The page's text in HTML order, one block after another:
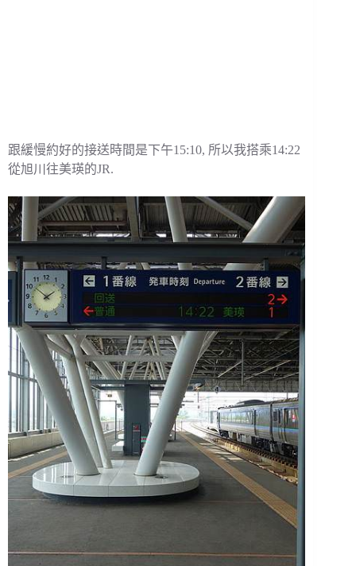
跟緩慢約好的接送時間是下午15:10, 所以我搭乘14:22
從旭川往美瑛的JR.